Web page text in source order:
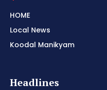
HOME
Local News
Koodal Manikyam
Headlines